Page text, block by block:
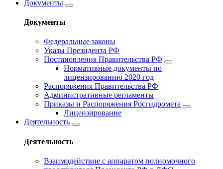
Документы
Документы
Федеральные законы
Указы Президента РФ
Постановления Правительства РФ
Нормативные документы по
лицензированию 2020 год
Распоряжения Правительства РФ
Административные регламенты
Приказы и Распоряжения Росгидромета
Лицензирование
Деятельность
Деятельность
Взаимодействие с аппаратом полномочного